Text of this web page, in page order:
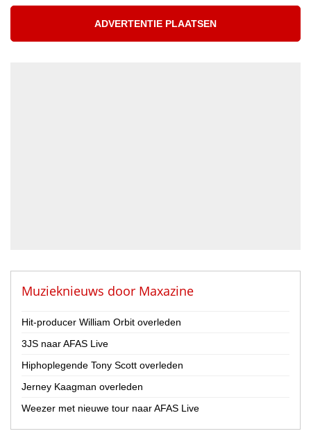
Nederland
België
Provincie
Drenthe
Flevoland
Friesland
ADVERTENTIE PLAATSEN
Muzieknieuws door Maxazine
Hit-producer William Orbit overleden
3JS naar AFAS Live
Hiphoplegende Tony Scott overleden
Jerney Kaagman overleden
Weezer met nieuwe tour naar AFAS Live